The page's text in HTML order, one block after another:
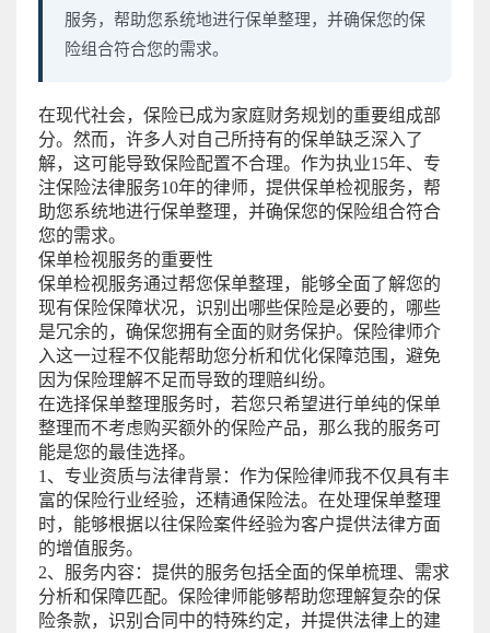
服务，帮助您系统地进行保单整理，并确保您的保
险组合符合您的需求。
在现代社会，保险已成为家庭财务规划的重要组成部
分。然而，许多人对自己所持有的保单缺乏深入了
解，这可能导致保险配置不合理。作为执业15年、专
注保险法律服务10年的律师，提供保单检视服务，帮
助您系统地进行保单整理，并确保您的保险组合符合
您的需求。
保单检视服务的重要性
保单检视服务通过帮您保单整理，能够全面了解您的
现有保险保障状况，识别出哪些保险是必要的，哪些
是冗余的，确保您拥有全面的财务保护。保险律师介
入这一过程不仅能帮助您分析和优化保障范围，避免
因为保险理解不足而导致的理赔纠纷。
在选择保单整理服务时，若您只希望进行单纯的保单
整理而不考虑购买额外的保险产品，那么我的服务可
能是您的最佳选择。
1、专业资质与法律背景：作为保险律师我不仅具有丰
富的保险行业经验，还精通保险法。在处理保单整理
时，能够根据以往保险案件经验为客户提供法律方面
的增值服务。
2、服务内容：提供的服务包括全面的保单梳理、需求
分析和保障匹配。保险律师能够帮助您理解复杂的保
险条款，识别合同中的特殊约定，并提供法律上的建